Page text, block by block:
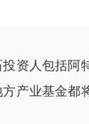
资人包括
产业基金